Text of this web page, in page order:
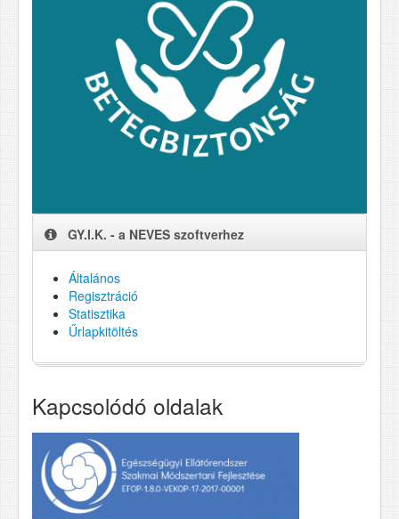
GY.I.K. - a NEVES szoftverhez
Általános
Regisztráció
Statisztika
Űrlapkitöltés
Kapcsolódó oldalak